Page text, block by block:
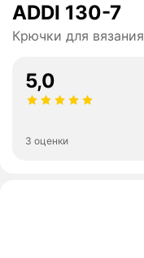
ADDI 130-7
Крючки для вязания
5,0
3 оценки